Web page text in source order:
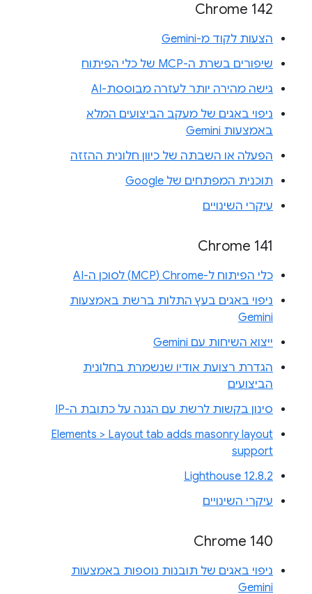
Chrome 142
הצעות לקוד מ-Gemini
שיפורים בשרת ה-MCP של כלי הפיתוח
גישה מהירה יותר לעזרה מבוססת-AI
ניפוי באגים של מעקב הביצועים המלא
באמצעות Gemini
הפעלה או השבתה של כיוון חלונית ההזזה
תוכנית המפתחים של Google
עיקרי השינויים
Chrome 141
כלי הפיתוח ל-Chrome‏ (MCP) לסוכן ה-AI
ניפוי באגים בעץ התלות ברשת באמצעות
Gemini
ייצוא השיחות עם Gemini
הגדרת רצועת אודיו שנשמרת בחלונית
הביצועים
סינון בקשות לרשת עם הגנה על כתובת ה-IP
Elements > Layout tab adds masonry layout
support
Lighthouse 12.8.2
עיקרי השינויים
Chrome 140
ניפוי באגים של תובנות נוספות באמצעות
Gemini